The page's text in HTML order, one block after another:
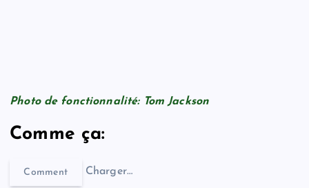
Photo de fonctionnalité: Tom Jackson
Comme ça:
Comment Charger…